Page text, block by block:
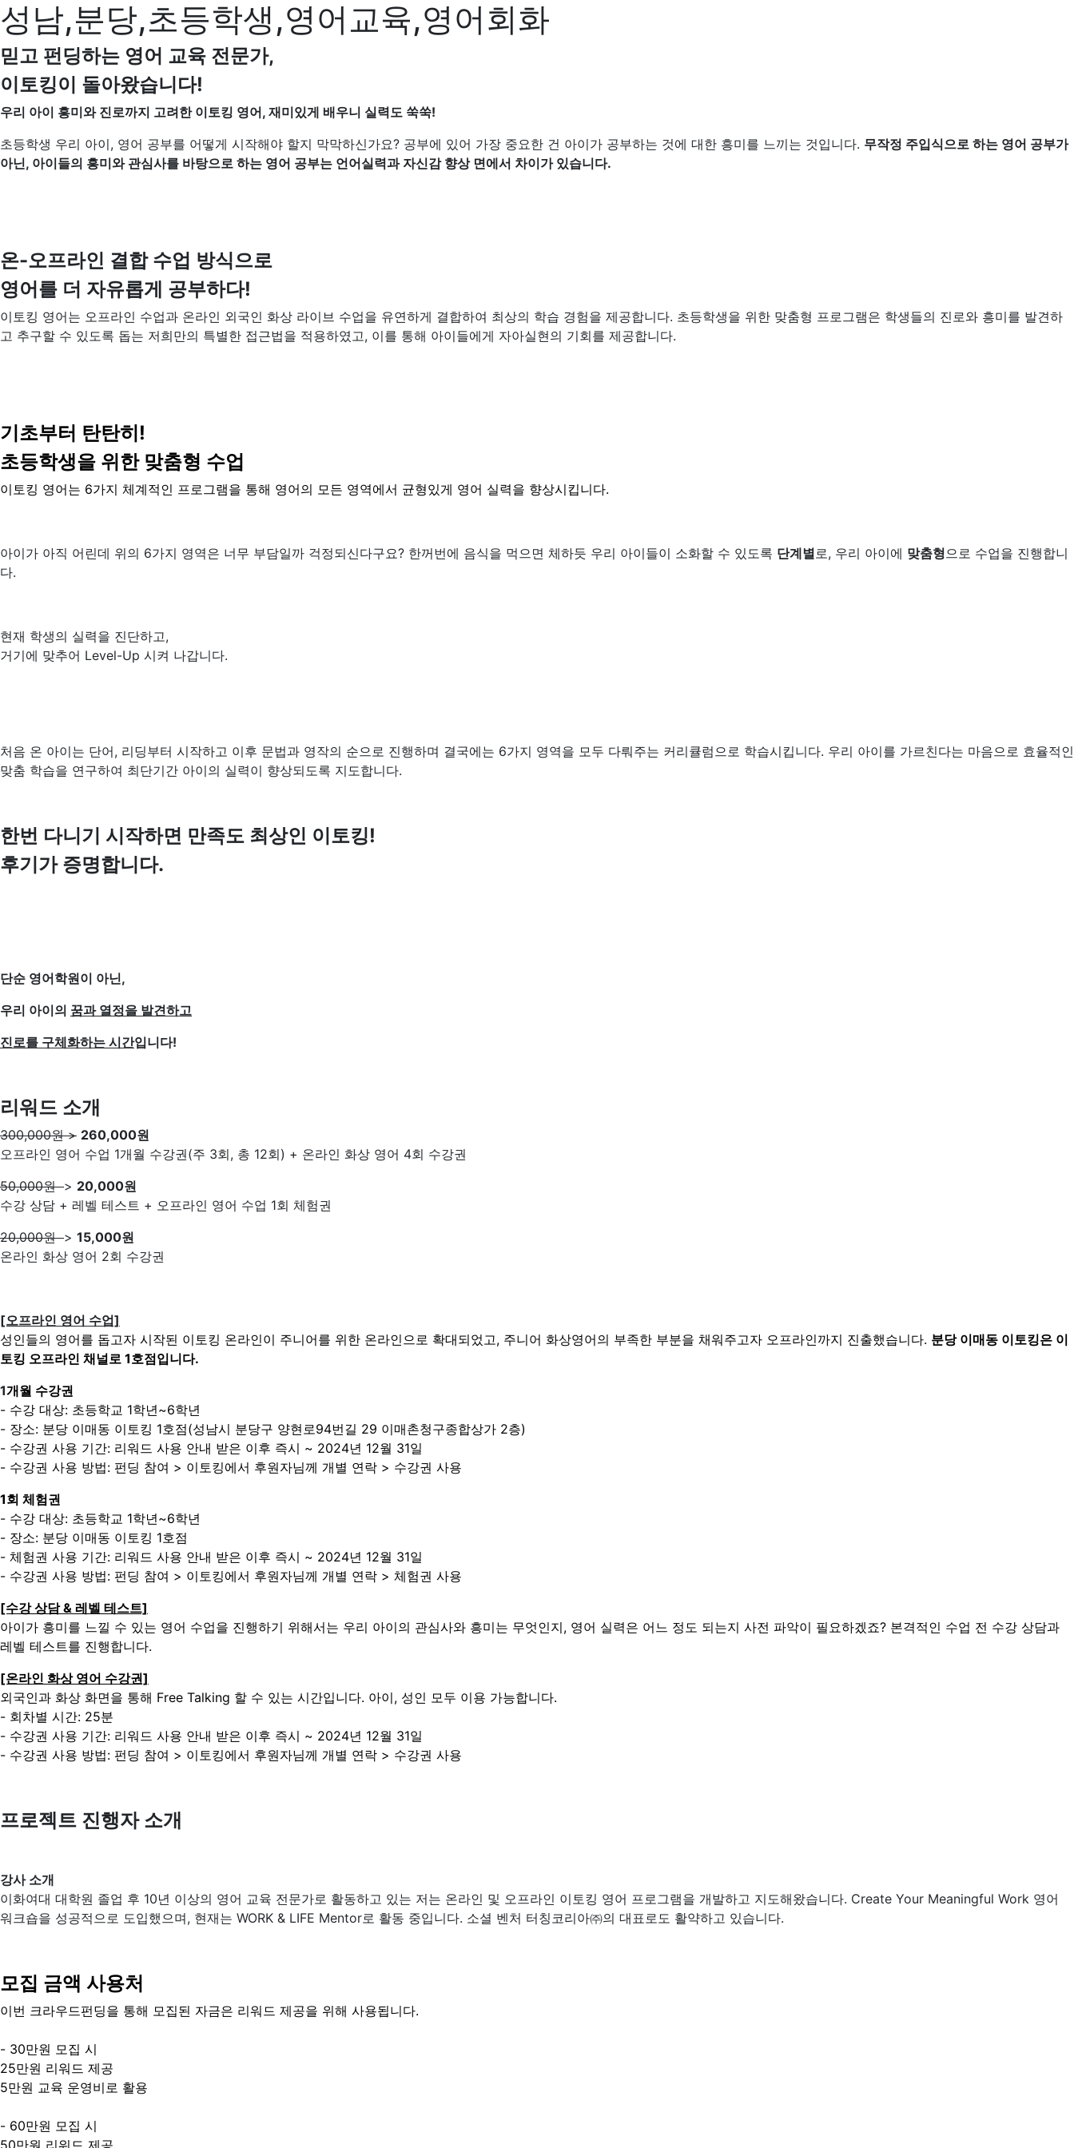
성남,분당,초등학생,영어교육,영어회화
믿고 펀딩하는 영어 교육 전문가,
이토킹이 돌아왔습니다!
우리 아이 흥미와 진로까지 고려한 이토킹 영어, 재미있게 배우니 실력도 쑥쑥!
초등학생 우리 아이, 영어 공부를 어떻게 시작해야 할지 막막하신가요? 공부에 있어 가장 중요한 건 아이가 공부하는 것에 대한 흥미를 느끼는 것입니다. 무작정 주입식으로 하는 영어 공부가
아닌, 아이들의 흥미와 관심사를 바탕으로 하는 영어 공부는 언어실력과 자신감 향상 면에서 차이가 있습니다.
온-오프라인 결합 수업 방식으로
영어를 더 자유롭게 공부하다!
이토킹 영어는 오프라인 수업과 온라인 외국인 화상 라이브 수업을 유연하게 결합하여 최상의 학습 경험을 제공합니다. 초등학생을 위한 맞춤형 프로그램은 학생들의 진로와 흥미를 발견하
고 추구할 수 있도록 돕는 저희만의 특별한 접근법을 적용하였고, 이를 통해 아이들에게 자아실현의 기회를 제공합니다.
기초부터 탄탄히!
초등학생을 위한 맞춤형 수업
이토킹 영어는 6가지 체계적인 프로그램을 통해 영어의 모든 영역에서 균형있게 영어 실력을 향상시킵니다.
아이가 아직 어린데 위의 6가지 영역은 너무 부담일까 걱정되신다구요? 한꺼번에 음식을 먹으면 체하듯 우리 아이들이 소화할 수 있도록 단계별로, 우리 아이에 맞춤형으로 수업을 진행합니
다.
현재 학생의 실력을 진단하고,
거기에 맞추어 Level-Up 시켜 나갑니다.
처음 온 아이는 단어, 리딩부터 시작하고 이후 문법과 영작의 순으로 진행하며 결국에는 6가지 영역을 모두 다뤄주는 커리큘럼으로 학습시킵니다. 우리 아이를 가르친다는 마음으로 효율적인
맞춤 학습을 연구하여 최단기간 아이의 실력이 향상되도록 지도합니다.
한번 다니기 시작하면 만족도 최상인 이토킹!
후기가 증명합니다.
단순 영어학원이 아닌,
우리 아이의 꿈과 열정을 발견하고
진로를 구체화하는 시간입니다!
리워드 소개
300,000원 > 260,000원
오프라인 영어 수업 1개월 수강권(주 3회, 총 12회) + 온라인 화상 영어 4회 수강권
50,000원> 20,000원
수강 상담 + 레벨 테스트 + 오프라인 영어 수업 1회 체험권
20,000원> 15,000원
온라인 화상 영어 2회 수강권
[오프라인 영어 수업]
성인들의 영어를 돕고자 시작된 이토킹 온라인이 주니어를 위한 온라인으로 확대되었고, 주니어 화상영어의 부족한 부분을 채워주고자 오프라인까지 진출했습니다. 분당 이매동 이토킹은 이
토킹 오프라인 채널로 1호점입니다.
1개월 수강권
- 수강 대상: 초등학교 1학년~6학년
- 장소: 분당 이매동 이토킹 1호점(성남시 분당구 양현로94번길 29 이매촌청구종합상가 2층)
- 수강권 사용 기간: 리워드 사용 안내 받은 이후 즉시 ~ 2024년 12월 31일
- 수강권 사용 방법: 펀딩 참여 > 이토킹에서 후원자님께 개별 연락 > 수강권 사용
1회 체험권
- 수강 대상: 초등학교 1학년~6학년
- 장소: 분당 이매동 이토킹 1호점
- 체험권 사용 기간: 리워드 사용 안내 받은 이후 즉시 ~ 2024년 12월 31일
- 수강권 사용 방법: 펀딩 참여 > 이토킹에서 후원자님께 개별 연락 > 체험권 사용
[수강 상담 & 레벨 테스트]
아이가 흥미를 느낄 수 있는 영어 수업을 진행하기 위해서는 우리 아이의 관심사와 흥미는 무엇인지, 영어 실력은 어느 정도 되는지 사전 파악이 필요하겠죠? 본격적인 수업 전 수강 상담과
레벨 테스트를 진행합니다.
[온라인 화상 영어 수강권]
외국인과 화상 화면을 통해 Free Talking 할 수 있는 시간입니다. 아이, 성인 모두 이용 가능합니다.
- 회차별 시간: 25분
- 수강권 사용 기간: 리워드 사용 안내 받은 이후 즉시 ~ 2024년 12월 31일
- 수강권 사용 방법: 펀딩 참여 > 이토킹에서 후원자님께 개별 연락 > 수강권 사용
프로젝트 진행자 소개
강사 소개
이화여대 대학원 졸업 후 10년 이상의 영어 교육 전문가로 활동하고 있는 저는 온라인 및 오프라인 이토킹 영어 프로그램을 개발하고 지도해왔습니다. Create Your Meaningful Work 영어
워크숍을 성공적으로 도입했으며, 현재는 WORK & LIFE Mentor로 활동 중입니다. 소셜 벤처 터칭코리아㈜의 대표로도 활약하고 있습니다.
모집 금액 사용처
이번 크라우드펀딩을 통해 모집된 자금은 리워드 제공을 위해 사용됩니다.
- 30만원 모집 시
25만원 리워드 제공
5만원 교육 운영비로 활용
- 60만원 모집 시
50만원 리워드 제공